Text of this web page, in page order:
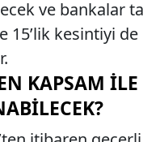
ve bankalar
15’lik kesintiyi
KAPSAM